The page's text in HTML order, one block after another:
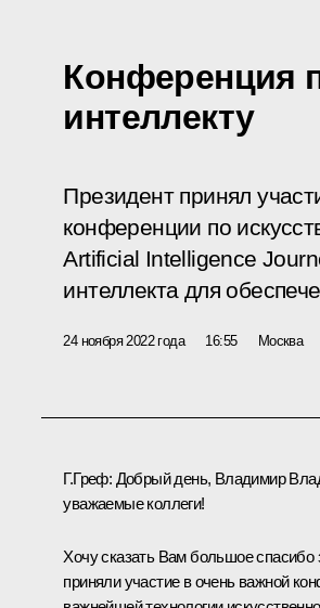
Конференция
интеллекту
Президент принял
конференции по
Artificial Intelligence
интеллекта для
24 ноября 2022 года 16:55 Москва
Г.Греф: Добрый день, Владимир
уважаемые коллеги!
Хочу сказать Вам большое спасибо
приняли участие в очень важной